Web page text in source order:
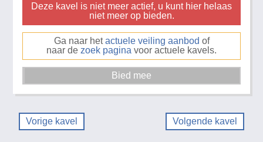
Deze kavel is niet meer actief, u kunt hier helaas
niet meer op bieden.
Ga naar hetactuele veiling aanbod of
naar de zoek pagina voor actuele kavels.
Vorige kavel Volgende kavel